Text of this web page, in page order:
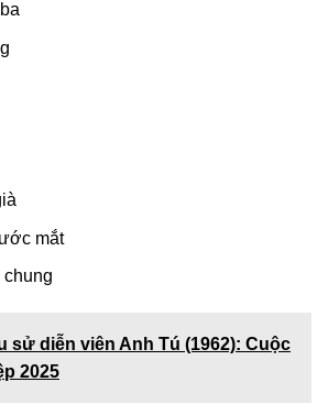
mắt
sử diễn viên Anh Tú (1962): Cuộc
2025